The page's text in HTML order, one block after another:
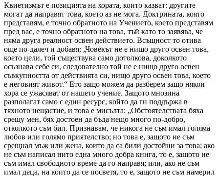
Квиетизмът е позицията на хората, които казват: другите
могат да направят това, което аз не мога. Доктрината, която
представям, е точно обратното на Учението, което представям
пред вас, е точно обратното на това, тъй като то заявява, че
няма друга реалност освен действието. Всъщност то отива
още по-далеч и добавя: „Човекът не е нищо друго освен това,
което цели, той съществува само дотолкова, доколкото
осъзнава себе си, следователно той не е нищо друго освен
съвкупността от действията си, нищо друго освен това, което
е неговият живот.“ Ето защо можем да разберем защо някои
хора се ужасяват от нашето учение. Защото мнозина
разполагат само с един ресурс, който да ги поддържа в
тяхното нещастие, и това е мисълта: „Обстоятелствата бяха
срещу мен, бях достоен да бъда нещо много по-добро,
отколкото съм бил. Признавам, че никога не съм имал голяма
любов или голямо приятелство; но това е, защото не съм
срещнал мъж или жена, които да са били достойни за това; ако
не съм написал нито една много добра книга, то е, защото не
съм имал свободното време да го направя; или, ако не съм
имал деца, на които да се посветя, то е, защото не съм намерил